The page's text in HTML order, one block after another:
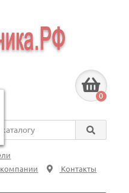
0
Контакты